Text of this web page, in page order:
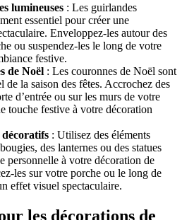
lumineuses : Les guirlandes
essentiel pour créer une
Enveloppez-les autour des
ou suspendez-les le long de votre
festive.
de Noël : Les couronnes de Noël sont
la saison des fêtes. Accrochez des
d’entrée ou sur les murs de votre
touche festive à votre décoration
décoratifs : Utilisez des éléments
des lanternes ou des statues
personnelle à votre décoration de
les sur votre porche ou le long de
effet visuel spectaculaire.
les décorations de